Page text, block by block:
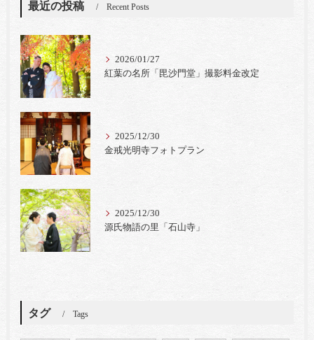
最近の投稿 Recent Posts
2026/01/27
紅葉の名所「毘沙門堂」撮影料金改定
2025/12/30
金戒光明寺フォトプラン
2025/12/30
源氏物語の里「石山寺」
タグ Tags